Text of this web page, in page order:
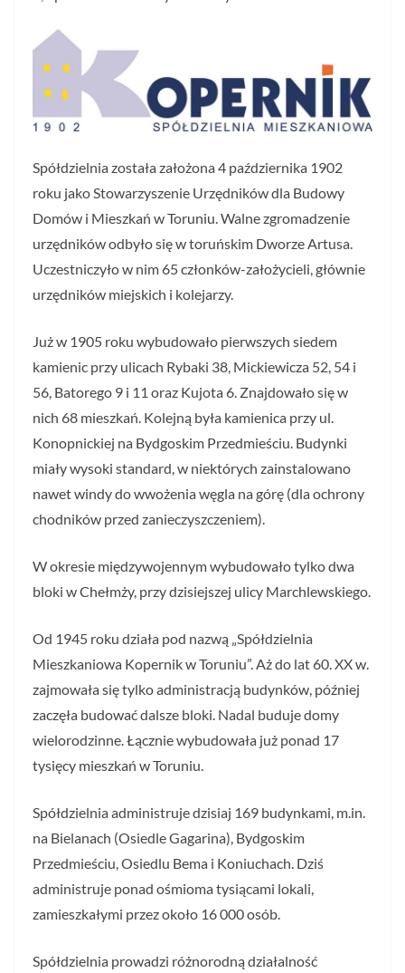
Spółdzielnia została założona 4 października 1902
roku jako Stowarzyszenie Urzędników dla Budowy
Domów i Mieszkań w Toruniu. Walne zgromadzenie
urzędników odbyło się w toruńskim Dworze Artusa.
Uczestniczyło w nim 65 członków-założycieli, głównie
urzędników miejskich i kolejarzy.
Już w 1905 roku wybudowało pierwszych siedem
kamienic przy ulicach Rybaki 38, Mickiewicza 52, 54 i
56, Batorego 9 i 11 oraz Kujota 6. Znajdowało się w
nich 68 mieszkań. Kolejną była kamienica przy ul.
Konopnickiej na Bydgoskim Przedmieściu. Budynki
miały wysoki standard, w niektórych zainstalowano
nawet windy do wwożenia węgla na górę (dla ochrony
chodników przed zanieczyszczeniem).
W okresie międzywojennym wybudowało tylko dwa
bloki w Chełmży, przy dzisiejszej ulicy Marchlewskiego.
Od 1945 roku działa pod nazwą „Spółdzielnia
Mieszkaniowa Kopernik w Toruniu”. Aż do lat 60. XX w.
zajmowała się tylko administracją budynków, później
zaczęła budować dalsze bloki. Nadal buduje domy
wielorodzinne. Łącznie wybudowała już ponad 17
tysięcy mieszkań w Toruniu.
Spółdzielnia administruje dzisiaj 169 budynkami, m.in.
na Bielanach (Osiedle Gagarina), Bydgoskim
Przedmieściu, Osiedlu Bema i Koniuchach. Dziś
administruje ponad ośmioma tysiącami lokali,
zamieszkałymi przez około 16 000 osób.
Spółdzielnia prowadzi różnorodną działalność